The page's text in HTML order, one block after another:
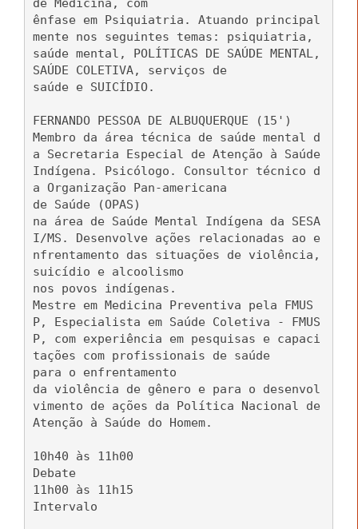
de Medicina, com
ênfase em Psiquiatria. Atuando principal
mente nos seguintes temas: psiquiatria,
saúde mental, POLÍTICAS DE SAÚDE MENTAL,
SAÚDE COLETIVA, serviços de
saúde e SUICÍDIO.
FERNANDO PESSOA DE ALBUQUERQUE (15')
Membro da área técnica de saúde mental d
a Secretaria Especial de Atenção à Saúde
Indígena. Psicólogo. Consultor técnico d
a Organização Pan-americana
de Saúde (OPAS)
na área de Saúde Mental Indígena da SESA
I/MS. Desenvolve ações relacionadas ao e
nfrentamento das situações de violência,
suicídio e alcoolismo
nos povos indígenas.
Mestre em Medicina Preventiva pela FMUS
P, Especialista em Saúde Coletiva - FMUS
P, com experiência em pesquisas e capaci
tações com profissionais de saúde
para o enfrentamento
da violência de gênero e para o desenvol
vimento de ações da Política Nacional de
Atenção à Saúde do Homem.
10h40 às 11h00
Debate
11h00 às 11h15
Intervalo